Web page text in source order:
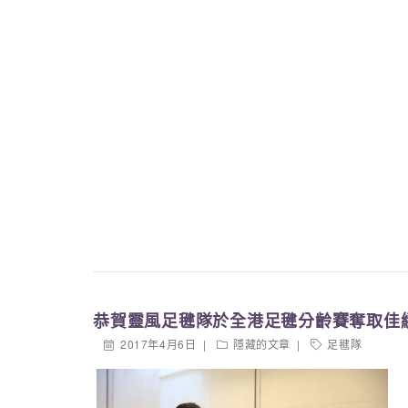
恭賀靈風足毽隊於全港足毽分齡賽奪取佳
2017年4月6日 隱藏的文章 足毽隊